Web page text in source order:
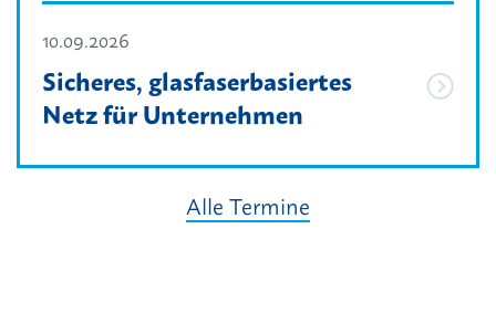
10.09.2026
Sicheres, glasfaserbasiertes
Netz für Unternehmen
Alle Termine